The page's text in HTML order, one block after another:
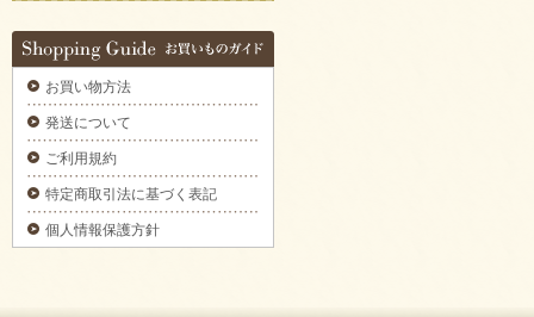
デラックスミートプレートをご注文いただき
ました。
2025/09/29
ブルスケッタカナッペサンドオードブル 【要
カナッペ＆クロスティーニをご注文いただき
ました。
お買い物方法
発送について
ご利用規約
特定商取引法に基づく表記
個人情報保護方針